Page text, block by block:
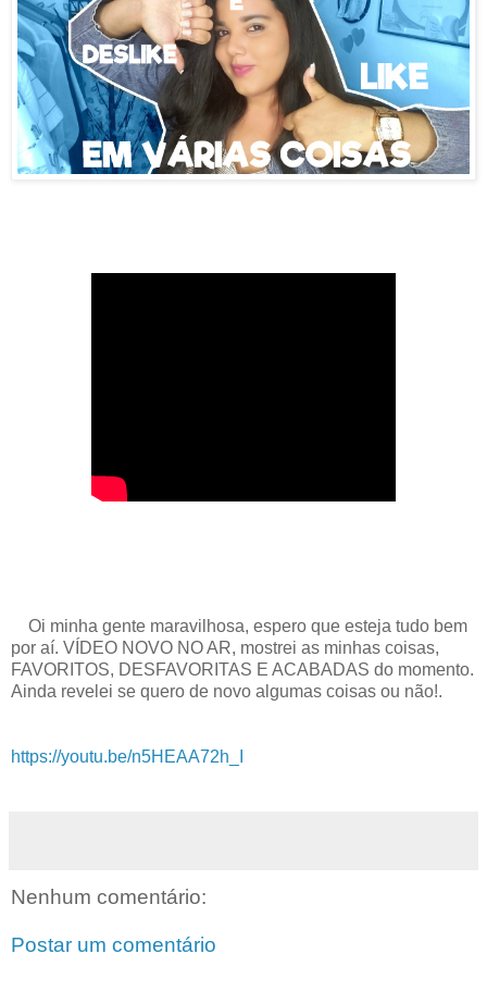
Oi minha gente maravilhosa, espero que esteja tudo bem
por aí. VÍDEO NOVO NO AR, mostrei as minhas coisas,
FAVORITOS, DESFAVORITAS E ACABADAS do momento.
Ainda revelei se quero de novo algumas coisas ou não!.
https://youtu.be/n5HEAA72h_I
Nenhum comentário:
Postar um comentário